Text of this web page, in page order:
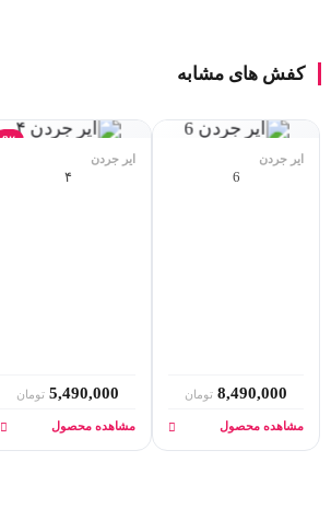
کفش های مشابه
ایر جردن
6
8,490,000 تومان
مشاهده محصول
8٪
ایر جردن
۴
5,490,000 تومان
مشاهده محصول